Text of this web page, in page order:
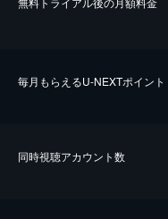
毎⽉もらえるU-NEXTポイント
同時視聴アカウント数